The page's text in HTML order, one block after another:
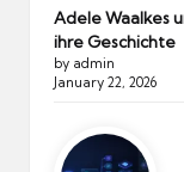
Adele Waalkes
ihre Geschichte
by admin
January 22, 2026